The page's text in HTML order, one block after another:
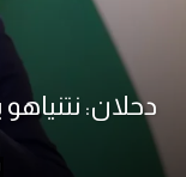
دحلان: